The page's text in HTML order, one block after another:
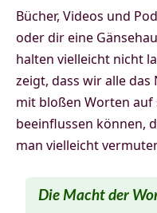
Bücher, Videos und
oder dir eine
halten vielleicht nicht
zeigt, dass wir alle das
mit bloßen Worten auf
beeinflussen können,
man vielleicht
Die Macht der